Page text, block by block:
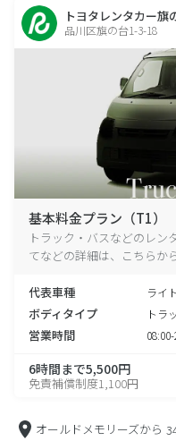
トヨタレンタカー旗
品川区旗の台1-3-18
基本料金プラン（T1）
トラック・バスなどのレ
てなどの詳細は、こちらか
代表車種 ライ
ボディタイプ トラ
営業時間
6時間まで5,500円
免責補償制度1,100円
オールドメモリーズから